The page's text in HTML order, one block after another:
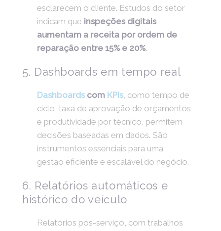
esclarecem o cliente. Estudos do setor
indicam que inspeções digitais
aumentam a receita por ordem de
reparação entre 15% e 20%.
5. Dashboards em tempo real
Dashboards com KPIs, como tempo de
ciclo, taxa de aprovação de orçamentos
e produtividade por técnico, permitem
decisões baseadas em dados. São
instrumentos essenciais para uma
gestão eficiente e escalável do negócio.
6. Relatórios automáticos e
histórico do veículo
Relatórios pós-serviço, com trabalhos